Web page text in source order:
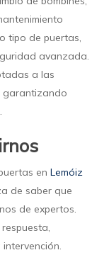
tipo de puertas,
avanzada.
a las
garantizando
en Lemóiz
de saber que
de expertos.